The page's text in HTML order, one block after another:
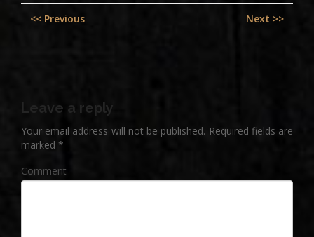
Post
navigation
<< Previous Next >>
Leave a reply
Your email address will not be published. Required fields are
marked *
Comment